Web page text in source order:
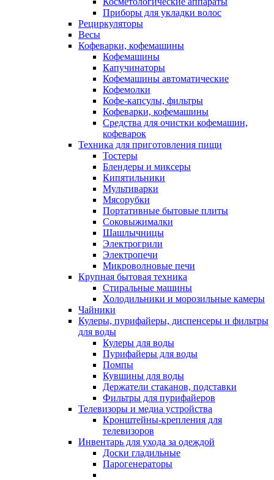
Приборы для укладки волос
Рециркуляторы
Весы
Кофеварки, кофемашины
Кофемашины
Капучинаторы
Кофемашины автоматические
Кофемолки
Кофе-капсулы, фильтры
Кофеварки, кофемашины
Средства для очистки кофемашин,
кофеварок
Техника для приготовления пищи
Тостеры
Блендеры и миксеры
Кипятильники
Мультиварки
Мясорубки
Портативные бытовые плиты
Соковыжималки
Шашлычницы
Электрогрили
Электропечи
Микроволновые печи
Крупная бытовая техника
Стиральные машины
Холодильники и морозильные камеры
Чайники
Кулеры, пурифайеры, диспенсеры и фильтры
для воды
Кулеры для воды
Пурифайеры для воды
Помпы
Кувшины для воды
Держатели стаканов, подставки
Фильтры для пурифайеров
Телевизоры и медиа устройства
Кронштейны-крепления для
телевизоров
Инвентарь для ухода за одеждой
Доски гладильные
Парогенераторы